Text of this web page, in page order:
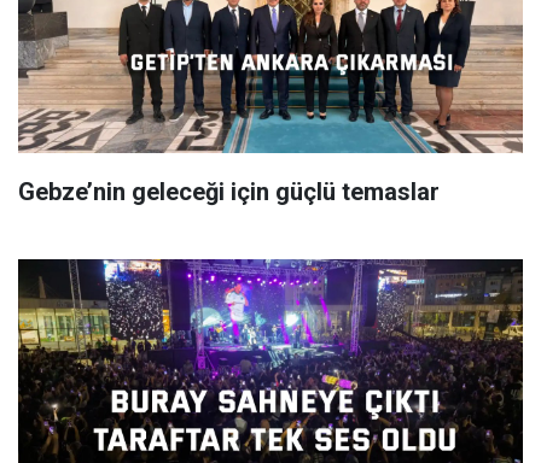
Gebze’nin geleceği için güçlü temaslar